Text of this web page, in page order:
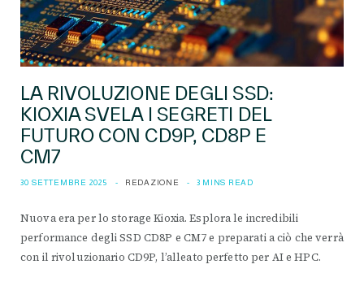
LA RIVOLUZIONE DEGLI SSD:
KIOXIA SVELA I SEGRETI DEL
FUTURO CON CD9P, CD8P E
CM7
30 SETTEMBRE 2025 REDAZIONE 3 MINS READ
Nuova era per lo storage Kioxia. Esplora le incredibili
performance degli SSD CD8P e CM7 e preparati a ciò che verrà
con il rivoluzionario CD9P, l’alleato perfetto per AI e HPC.